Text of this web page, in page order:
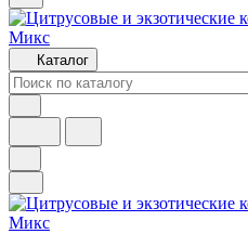
Каталог